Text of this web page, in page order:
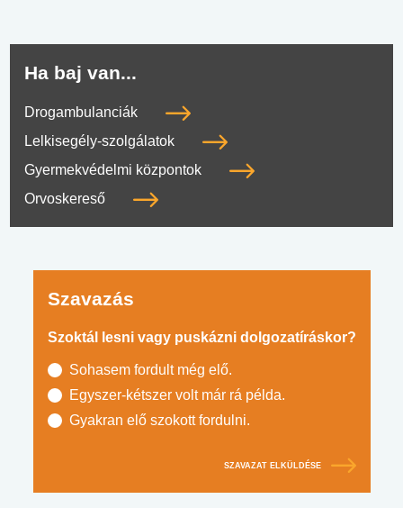
Ha baj van...
Drogambulanciák
Lelkisegély-szolgálatok
Gyermekvédelmi központok
Orvoskereső
Szavazás
Szoktál lesni vagy puskázni dolgozatíráskor?
Sohasem fordult még elő.
Egyszer-kétszer volt már rá példa.
Gyakran elő szokott fordulni.
SZAVAZAT ELKÜLDÉSE